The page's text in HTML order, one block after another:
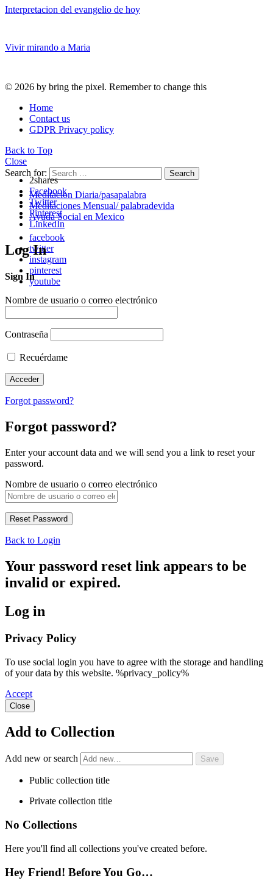
Interpretacion del evangelio de hoy
Vivir mirando a Maria
© 2026 by bring the pixel. Remember to change this
Home
Contact us
GDPR Privacy policy
Back to Top
Close
Search for:
Search
Meditacion Diaria/pasapalabra
Meditaciones Mensual/ palabradevida
Ayuda Social en Mexico
facebook
twitter
instagram
pinterest
youtube
2shares
Facebook
Twitter
Pinterest
LinkedIn
Log In
Sign In
Nombre de usuario o correo electrónico
Contraseña
Recuérdame
Forgot password?
Forgot password?
Enter your account data and we will send you a link to reset your
password.
Nombre de usuario o correo electrónico
Back to Login
Your password reset link appears to be
invalid or expired.
Log in
Privacy Policy
To use social login you have to agree with the storage and handling
of your data by this website. %privacy_policy%
Accept
Close
Add to Collection
Add new or search
Public collection title
Private collection title
No Collections
Here you'll find all collections you've created before.
Hey Friend! Before You Go…